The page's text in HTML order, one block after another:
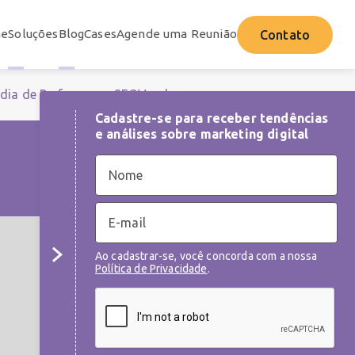
SoluçõesBlogCasesAgende uma Reunião Contato
de PerformanceSEOVendas
Cadastre-se para receber tendências
e análises sobre marketing digital
Ao cadastrar-se, você concorda com a nossa
Política de Privacidade.